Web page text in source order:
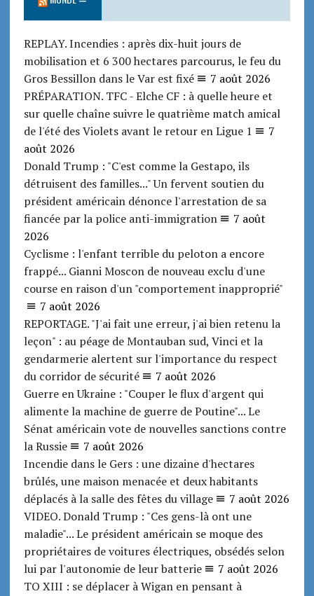
REPLAY. Incendies : après dix-huit jours de
mobilisation et 6 300 hectares parcourus, le feu du
Gros Bessillon dans le Var est fixé
7 août 2026
PRÉPARATION. TFC - Elche CF : à quelle heure et
sur quelle chaîne suivre le quatrième match amical
de l'été des Violets avant le retour en Ligue 1
7
août 2026
Donald Trump : "C'est comme la Gestapo, ils
détruisent des familles..." Un fervent soutien du
président américain dénonce l'arrestation de sa
fiancée par la police anti-immigration
7 août
2026
Cyclisme : l'enfant terrible du peloton a encore
frappé... Gianni Moscon de nouveau exclu d'une
course en raison d'un "comportement inapproprié"
7 août 2026
REPORTAGE. "J'ai fait une erreur, j'ai bien retenu la
leçon" : au péage de Montauban sud, Vinci et la
gendarmerie alertent sur l'importance du respect
du corridor de sécurité
7 août 2026
Guerre en Ukraine : "Couper le flux d'argent qui
alimente la machine de guerre de Poutine"... Le
Sénat américain vote de nouvelles sanctions contre
la Russie
7 août 2026
Incendie dans le Gers : une dizaine d'hectares
brûlés, une maison menacée et deux habitants
déplacés à la salle des fêtes du village
7 août 2026
VIDEO. Donald Trump : "Ces gens-là ont une
maladie"... Le président américain se moque des
propriétaires de voitures électriques, obsédés selon
lui par l'autonomie de leur batterie
7 août 2026
TO XIII : se déplacer à Wigan en pensant à